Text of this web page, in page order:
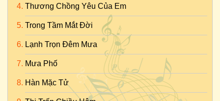
Thương Chồng Yêu Của Em
Trong Tầm Mắt Đời
Lạnh Trọn Đêm Mưa
Mưa Phố
Hàn Mặc Tử